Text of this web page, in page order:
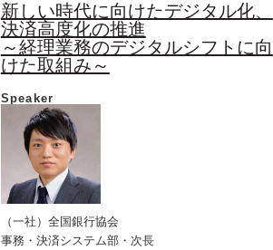
新しい時代に向けたデジタル化、
決済高度化の推進
～経理業務のデジタルシフトに向
けた取組み～
Speaker
（一社）全国銀行協会
事務・決済システム部・次長